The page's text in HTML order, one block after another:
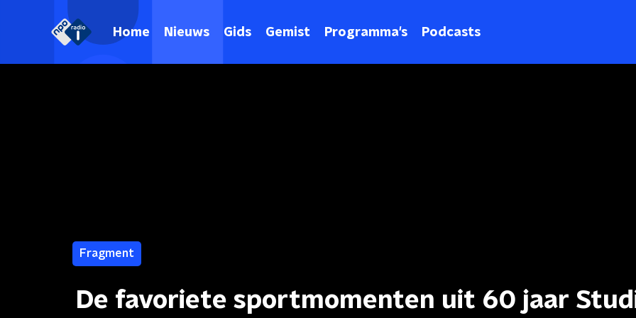
Home Nieuws Gids Gemist Programma's Podcasts
Fragment
De favoriete sportmomenten uit 60 jaar